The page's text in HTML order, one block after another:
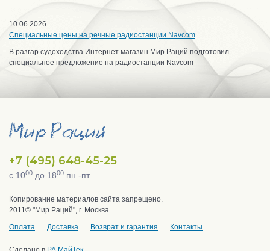
10.06.2026
Специальные цены на речные радиостанции Navcom
В разгар судоходства Интернет магазин Мир Раций подготовил
специальное предложение на радиостанции Navcom
+7 (495) 648-45-25
с 1000 до 1800 пн.-пт.
Копирование материалов сайта запрещено.
2011© "Мир Раций", г. Москва.
Оплата
Доставка Возврат и гарантия Контакты